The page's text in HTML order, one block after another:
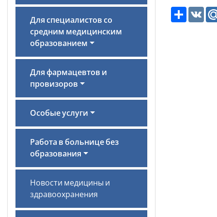
Для специалистов со
средним медицинским
образованием
Для фармацевтов и
провизоров
Особые услуги
Работа в больнице без
образования
Новости медицины и
здравоохранения
РесурсVK